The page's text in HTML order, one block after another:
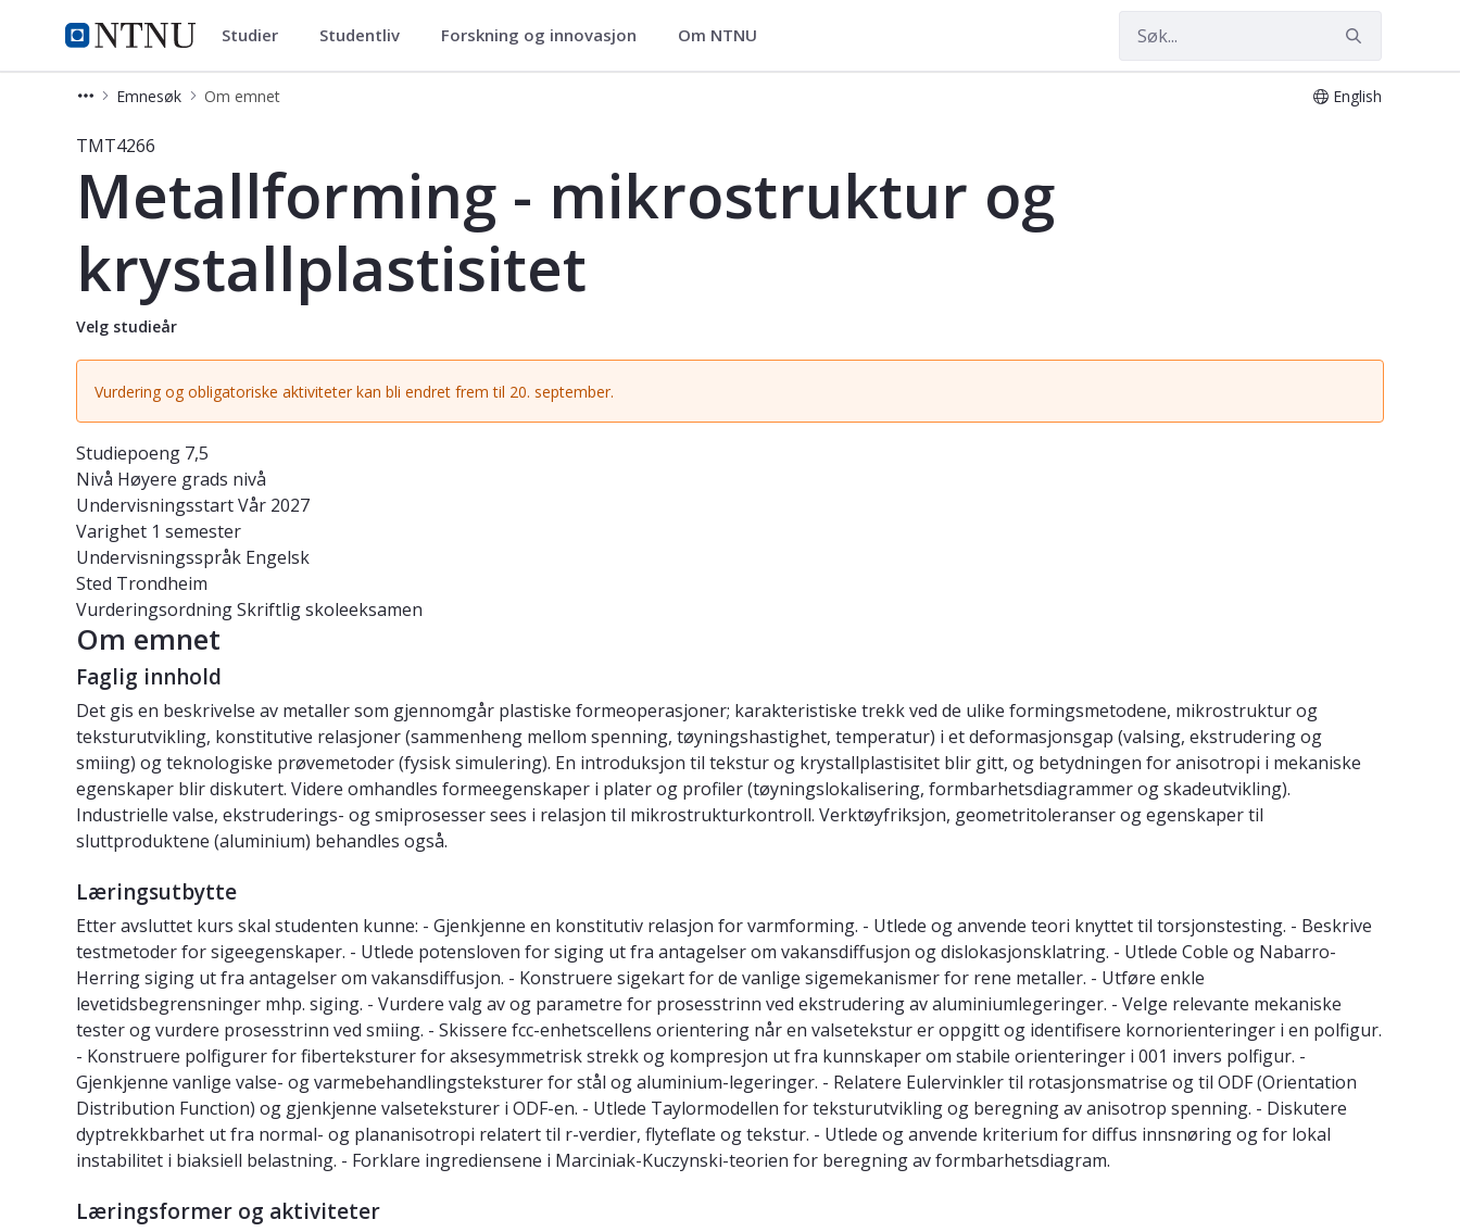
NTNU Hjemmeside
Studier Studier Studentliv Forskning og innovasjon Om NTNU
Emnesøk Om emnet English
Emne - Metallforming - mikrostruktur og krystallplastisitet - TMT4266
TMT4266
Metallforming - mikrostruktur og
krystallplastisitet
Velg studieår
Vurdering og obligatoriske aktiviteter kan bli endret frem til 20. september.
Studiepoeng 7,5
Nivå Høyere grads nivå
UndervisningsstartVår 2027
Varighet 1 semester
Undervisningsspråk Engelsk
Sted Trondheim
VurderingsordningSkriftlig skoleeksamen
Om emnet
Faglig innhold
Det gis en beskrivelse av metaller som gjennomgår plastiske formeoperasjoner; karakteristiske trekk ved de ulike formingsmetodene, mikrostruktur og
teksturutvikling, konstitutive relasjoner (sammenheng mellom spenning, tøyningshastighet, temperatur) i et deformasjonsgap (valsing, ekstrudering og
smiing) og teknologiske prøvemetoder (fysisk simulering). En introduksjon til tekstur og krystallplastisitet blir gitt, og betydningen for anisotropi i mekaniske
egenskaper blir diskutert. Videre omhandles formeegenskaper i plater og profiler (tøyningslokalisering, formbarhetsdiagrammer og skadeutvikling).
Industrielle valse, ekstruderings- og smiprosesser sees i relasjon til mikrostrukturkontroll. Verktøyfriksjon, geometritoleranser og egenskaper til
sluttproduktene (aluminium) behandles også.
Læringsutbytte
Etter avsluttet kurs skal studenten kunne: - Gjenkjenne en konstitutiv relasjon for varmforming. - Utlede og anvende teori knyttet til torsjonstesting. - Beskrive
testmetoder for sigeegenskaper. - Utlede potensloven for siging ut fra antagelser om vakansdiffusjon og dislokasjonsklatring. - Utlede Coble og Nabarro-
Herring siging ut fra antagelser om vakansdiffusjon. - Konstruere sigekart for de vanlige sigemekanismer for rene metaller. - Utføre enkle
levetidsbegrensninger mhp. siging. - Vurdere valg av og parametre for prosesstrinn ved ekstrudering av aluminiumlegeringer. - Velge relevante mekaniske
tester og vurdere prosesstrinn ved smiing. - Skissere fcc-enhetscellens orientering når en valsetekstur er oppgitt og identifisere kornorienteringer i en polfigur.
- Konstruere polfigurer for fiberteksturer for aksesymmetrisk strekk og kompresjon ut fra kunnskaper om stabile orienteringer i 001 invers polfigur. -
Gjenkjenne vanlige valse- og varmebehandlingsteksturer for stål og aluminium-legeringer. - Relatere Eulervinkler til rotasjonsmatrise og til ODF (Orientation
Distribution Function) og gjenkjenne valseteksturer i ODF-en. - Utlede Taylormodellen for teksturutvikling og beregning av anisotrop spenning. - Diskutere
dyptrekkbarhet ut fra normal- og plananisotropi relatert til r-verdier, flyteflate og tekstur. - Utlede og anvende kriterium for diffus innsnøring og for lokal
instabilitet i biaksiell belastning. - Forklare ingrediensene i Marciniak-Kuczynski-teorien for beregning av formbarhetsdiagram.
Læringsformer og aktiviteter